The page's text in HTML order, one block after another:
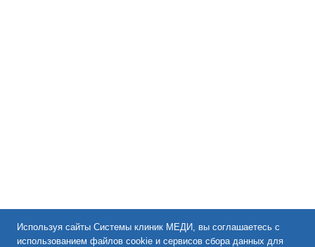
Используя сайты Системы клиник МЕДИ, вы соглашаетесь с
использованием файлов cookie и сервисов сбора данных для